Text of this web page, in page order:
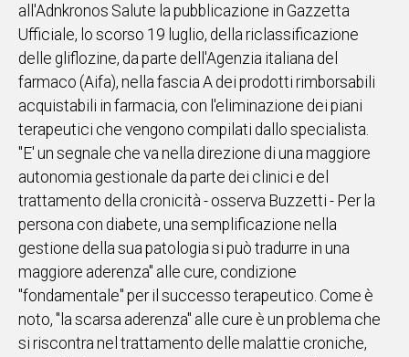
Vai
UNISCITI
AL CANALE
WHATSAPP
Social
all'Adnkronos Salute la pubblicazione in Gazzetta
Ufficiale, lo scorso 19 luglio, della riclassificazione
delle gliflozine, da parte dell'Agenzia italiana del
farmaco (Aifa), nella fascia A dei prodotti rimborsabili
acquistabili in farmacia, con l'eliminazione dei piani
terapeutici che vengono compilati dallo specialista.
"E' un segnale che va nella direzione di una maggiore
autonomia gestionale da parte dei clinici e del
trattamento della cronicità - osserva Buzzetti - Per la
persona con diabete, una semplificazione nella
gestione della sua patologia si può tradurre in una
maggiore aderenza" alle cure, condizione
"fondamentale" per il successo terapeutico. Come è
noto, "la scarsa aderenza" alle cure è un problema che
si riscontra nel trattamento delle malattie croniche,